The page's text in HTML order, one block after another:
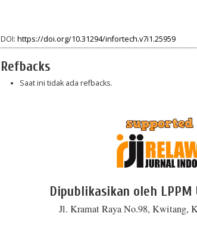
DOI: https://doi.org/10.31294/infortech.v7i1.25959
Refbacks
Saat ini tidak ada refbacks.
Dipublikasikan oleh
Jl. Kramat Raya No.98, Kwitang,